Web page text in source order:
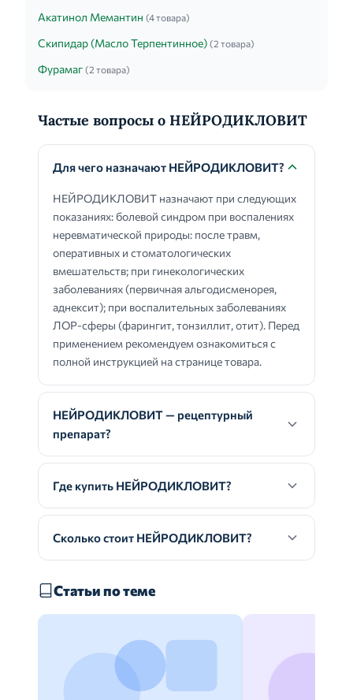
Акатинол Мемантин (4 товара)
Скипидар (Масло Терпентинное) (2 товара)
Фурамаг (2 товара)
Частые вопросы о НЕЙРОДИКЛОВИТ
Для чего назначают НЕЙРОДИКЛОВИТ?
НЕЙРОДИКЛОВИТ назначают при следующих
показаниях: болевой синдром при воспалениях
неревматической природы: после травм,
оперативных и стоматологических
вмешательств; при гинекологических
заболеваниях (первичная альгодисменорея,
аднексит); при воспалительных заболеваниях
ЛОР-сферы (фарингит, тонзиллит, отит). Перед
применением рекомендуем ознакомиться с
полной инструкцией на странице товара.
НЕЙРОДИКЛОВИТ — рецептурный
препарат?
Где купить НЕЙРОДИКЛОВИТ?
Сколько стоит НЕЙРОДИКЛОВИТ?
Статьи по теме